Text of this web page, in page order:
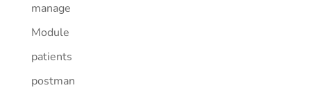
manage
Module
patients
postman